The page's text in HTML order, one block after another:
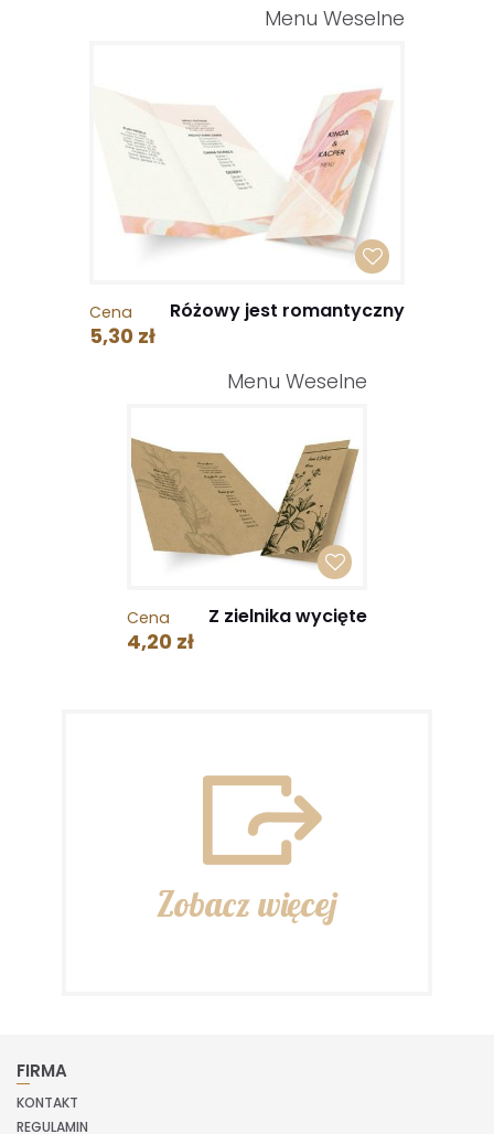
Menu Weselne
Cena
5,30 zł
Różowy jest romantyczny
Menu Weselne
Cena
4,20 zł
Z zielnika wycięte
Zobacz więcej
FIRMA
KONTAKT
REGULAMIN